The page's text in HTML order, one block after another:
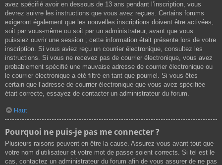
avez spécifié avoir en dessous de 13 ans pendant l’inscription, vous
devrez suivre les instructions que vous avez reçues. Certains forums
exigeront également que les nouvelles inscriptions doivent être activées,
soit par vous-même ou soit par un administrateur, avant que vous
puissiez ouvrir une session ; cette information était présente lors de votre
inscription. Si vous aviez reçu un courrier électronique, consultez les
instructions. Si vous ne recevez pas de courrier électronique, vous avez
probablement spécifié une mauvaise adresse de courrier électronique ou
le courrier électronique a été filtré en tant que pourriel. Si vous êtes
certain que l’adresse de courrier électronique que vous avez spécifiée
était correcte, essayez de contacter un administrateur du forum.
Haut
Pourquoi ne puis-je pas me connecter ?
Plusieurs raisons peuvent en être la cause. Assurez-vous avant tout que
votre nom d’utilisateur et votre mot de passe soient corrects. Si tel est le
cas, contactez un administrateur du forum afin de vous assurer de ne pas